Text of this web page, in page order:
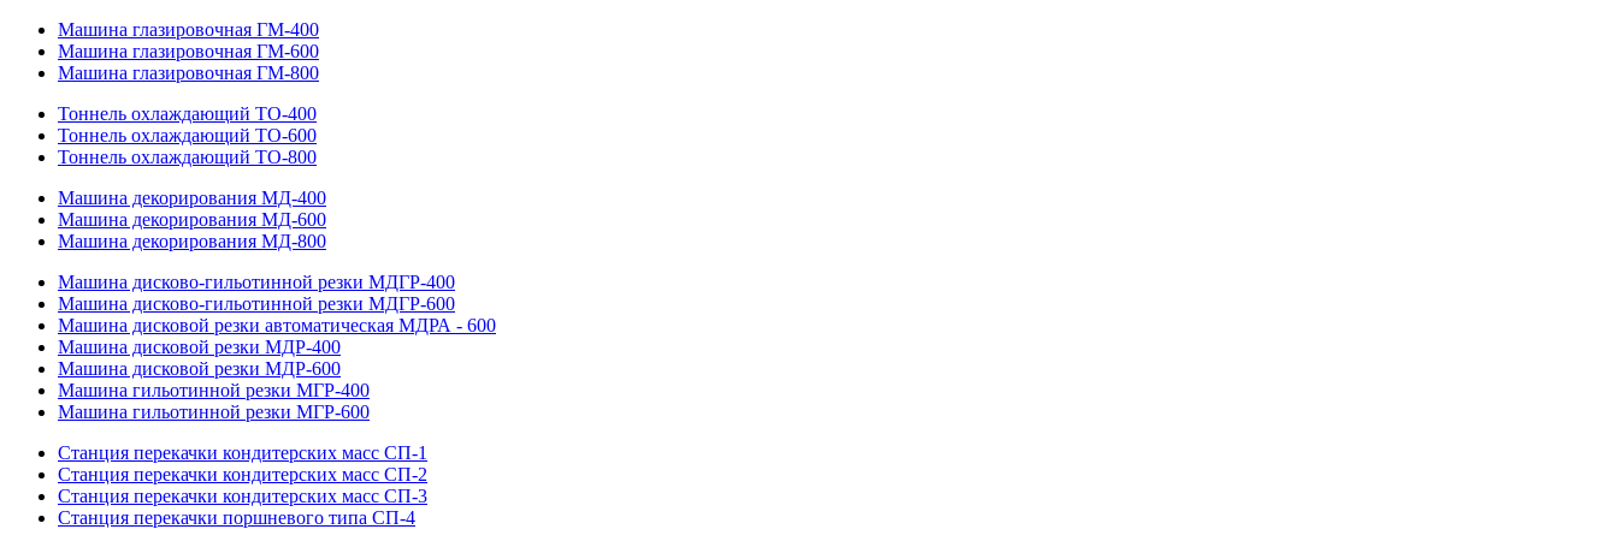
Машина глазировочная ГМ-400
Машина глазировочная ГМ-600
Машина глазировочная ГМ-800
Тоннель охлаждающий ТО-400
Тоннель охлаждающий ТО-600
Тоннель охлаждающий ТО-800
Машина декорирования МД-400
Машина декорирования МД-600
Машина декорирования МД-800
Машина дисково-гильотинной резки МДГР-400
Машина дисково-гильотинной резки МДГР-600
Машина дисковой резки автоматическая МДРА - 600
Машина дисковой резки МДР-400
Машина дисковой резки МДР-600
Машина гильотинной резки МГР-400
Машина гильотинной резки МГР-600
Станция перекачки кондитерских масс СП-1
Станция перекачки кондитерских масс СП-2
Станция перекачки кондитерских масс СП-3
Станция перекачки поршневого типа СП-4